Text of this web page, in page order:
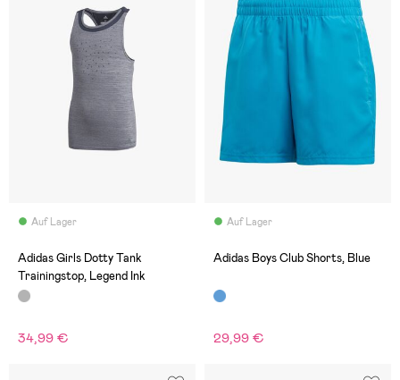
Auf Lager
Adidas Girls Dotty Tank
Trainingstop, Legend Ink
34,99 €
Auf Lager
Adidas Boys Club Shorts, Blue
29,99 €